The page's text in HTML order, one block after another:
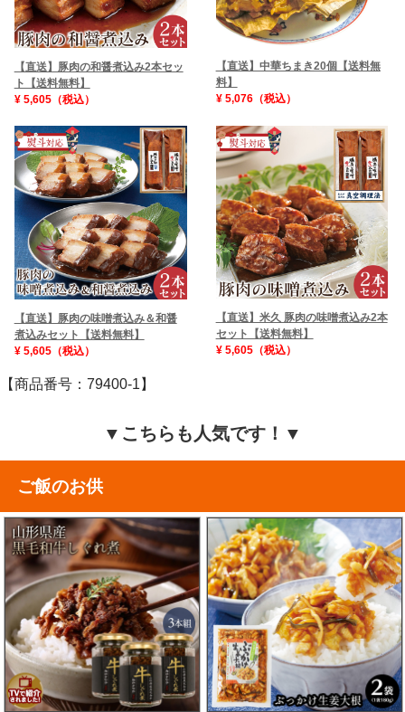
【直送】豚肉の和醤煮込み2本セッ
ト【送料無料】
¥ 5,605（税込）
【直送】中華ちまき20個【送料無
料】
¥ 5,076（税込）
【直送】豚肉の味噌煮込み＆和醤
煮込みセット【送料無料】
¥ 5,605（税込）
【直送】米久 豚肉の味噌煮込み2本
セット【送料無料】
¥ 5,605（税込）
【商品番号：79400-1】
▼こちらも人気です！▼
ご飯のお供